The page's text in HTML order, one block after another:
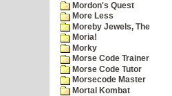
Mordon's Quest
More Less
Moreby Jewels, The
Moria!
Morky
Morse Code Trainer
Morse Code Tutor
Morsecode Master
Mortal Kombat